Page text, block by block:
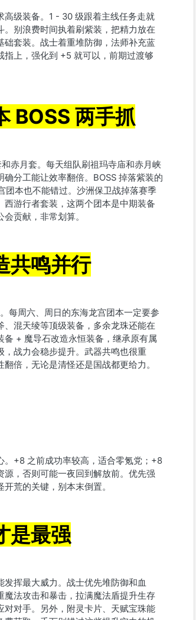
高级装备。1 - 30 级跟着主线任务走就
别浪费时间执着刷紫装，把精力放在
套装。战士着重堆防御，法师补充蓝
上，强化到 +5 就可以，前期过渡够
BOSS 两手抓
赤月套。每天组队刷祖玛寺庙和赤月峡
分工能让效率翻倍。BOSS 掉落紫装的
团本也不能错过。沙洲保卫战掉落赛季
游行者套装，这两个团本是中期装备
贡献，非常划算。
共鸣并行
每周六、周日的东海龙宫团本一定要参
混天绫等顶级装备，多余龙珠还能在
+ 魔导石改造永恒装备，继承原有属
战力会稳步提升。武器共鸣也很重
倍，无论是清怪还是国战都更给力。
。+8 之前成功率较高，适合零氪党；+8
，否则可能一夜回到解放前。优先强
荒的关键，别本末倒置。
是最强
挥最大威力。战士优先堆防御和血
法攻击和暴击，拉满魔法盾提升生存
对手。另外，附灵卡片、天赋宝珠能